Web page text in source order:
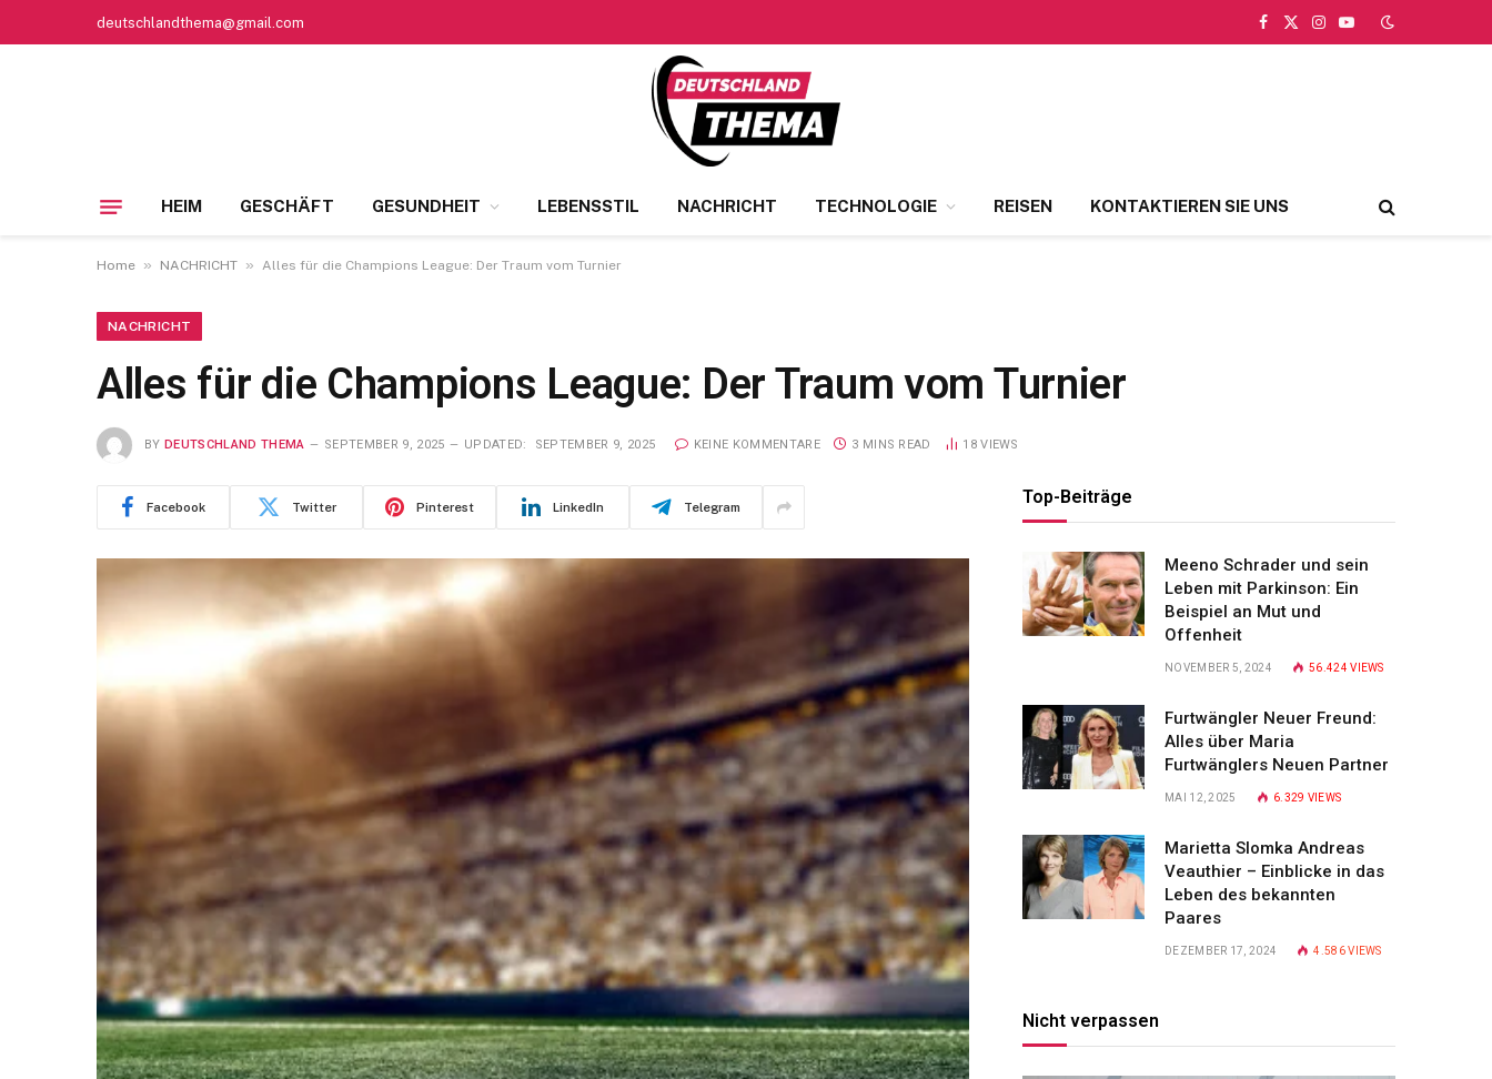
deutschlandthema@gmail.com
Facebook
X
Instagram
YouTube
HEIM GESCHÄFT GESUNDHEIT LEBENSSTIL NACHRICHT TECHNOLOGIE REISEN KONTAKTIEREN SIE UNS
Home » NACHRICHT » Alles für die Champions League: Der Traum vom Turnier
NACHRICHT
Alles für die Champions League: Der Traum vom Turnier
BY DEUTSCHLAND THEMA SEPTEMBER 9, 2025 UPDATED: SEPTEMBER 9, 2025 KEINE KOMMENTARE 3 MINS READ 18VIEWS
Facebook Twitter Pinterest LinkedIn Telegram Top-Beiträge
Meeno Schrader und sein
Leben mit Parkinson: Ein
Beispiel an Mut und
Offenheit
NOVEMBER 5, 2024 56.424VIEWS
Furtwängler Neuer Freund:
Alles über Maria
Furtwänglers Neuen Partner
MAI 12, 2025 6.329 VIEWS
Marietta Slomka Andreas
Veauthier – Einblicke in das
Leben des bekannten
Paares
DEZEMBER 17, 2024 4.586VIEWS
Nicht verpassen